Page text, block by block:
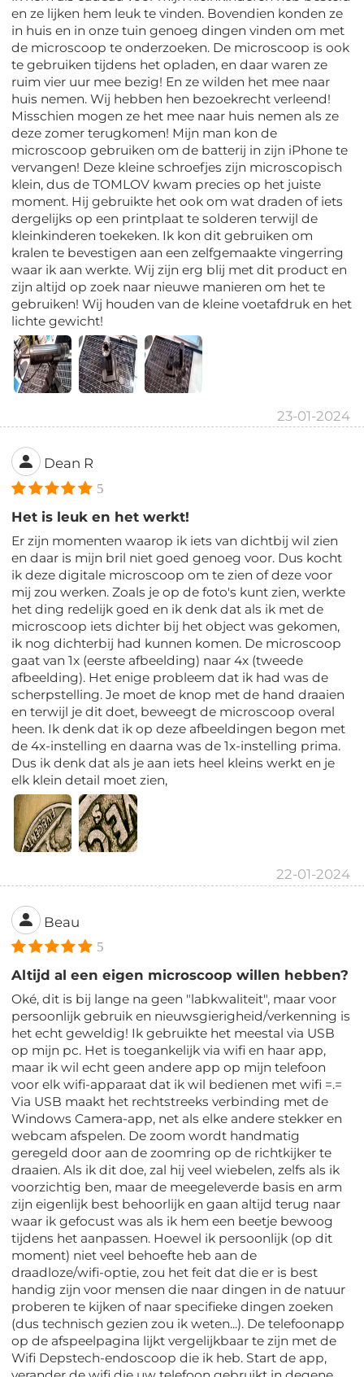
en ze lijken hem leuk te vinden. Bovendien konden ze
in huis en in onze tuin genoeg dingen vinden om met
de microscoop te onderzoeken. De microscoop is ook
te gebruiken tijdens het opladen, en daar waren ze
ruim vier uur mee bezig! En ze wilden het mee naar
huis nemen. Wij hebben hen bezoekrecht verleend!
Misschien mogen ze het mee naar huis nemen als ze
deze zomer terugkomen! Mijn man kon de
microscoop gebruiken om de batterij in zijn iPhone te
vervangen! Deze kleine schroefjes zijn microscopisch
klein, dus de TOMLOV kwam precies op het juiste
moment. Hij gebruikte het ook om wat draden of iets
dergelijks op een printplaat te solderen terwijl de
kleinkinderen toekeken. Ik kon dit gebruiken om
kralen te bevestigen aan een zelfgemaakte vingerring
waar ik aan werkte. Wij zijn erg blij met dit product en
zijn altijd op zoek naar nieuwe manieren om het te
gebruiken! Wij houden van de kleine voetafdruk en het
lichte gewicht!
23-01-2024
Dean R
5
Het is leuk en het werkt!
Er zijn momenten waarop ik iets van dichtbij wil zien
en daar is mijn bril niet goed genoeg voor. Dus kocht
ik deze digitale microscoop om te zien of deze voor
mij zou werken. Zoals je op de foto's kunt zien, werkte
het ding redelijk goed en ik denk dat als ik met de
microscoop iets dichter bij het object was gekomen,
ik nog dichterbij had kunnen komen. De microscoop
gaat van 1x (eerste afbeelding) naar 4x (tweede
afbeelding). Het enige probleem dat ik had was de
scherpstelling. Je moet de knop met de hand draaien
en terwijl je dit doet, beweegt de microscoop overal
heen. Ik denk dat ik op deze afbeeldingen begon met
de 4x-instelling en daarna was de 1x-instelling prima.
Dus ik denk dat als je aan iets heel kleins werkt en je
elk klein detail moet zien,
22-01-2024
Beau
5
Altijd al een eigen microscoop willen hebben?
Oké, dit is bij lange na geen "labkwaliteit", maar voor
persoonlijk gebruik en nieuwsgierigheid/verkenning is
het echt geweldig! Ik gebruikte het meestal via USB
op mijn pc. Het is toegankelijk via wifi en haar app,
maar ik wil echt geen andere app op mijn telefoon
voor elk wifi-apparaat dat ik wil bedienen met wifi =.=
Via USB maakt het rechtstreeks verbinding met de
Windows Camera-app, net als elke andere stekker en
webcam afspelen. De zoom wordt handmatig
geregeld door aan de zoomring op de richtkijker te
draaien. Als ik dit doe, zal hij veel wiebelen, zelfs als ik
voorzichtig ben, maar de meegeleverde basis en arm
zijn eigenlijk best behoorlijk en gaan altijd terug naar
waar ik gefocust was als ik hem een beetje bewoog
tijdens het aanpassen. Hoewel ik persoonlijk (op dit
moment) niet veel behoefte heb aan de
draadloze/wifi-optie, zou het feit dat die er is best
handig zijn voor mensen die naar dingen in de natuur
proberen te kijken of naar specifieke dingen zoeken
(dus technisch gezien zou ik weten...). De telefoonapp
op de afspeelpagina lijkt vergelijkbaar te zijn met de
Wifi Depstech-endoscoop die ik heb. Start de app,